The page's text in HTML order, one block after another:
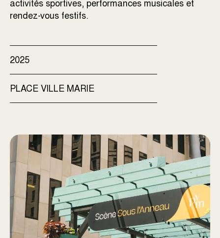
2025
PLACE VILLE MARIE
activités sportives, performances musicales et
rendez-vous festifs.